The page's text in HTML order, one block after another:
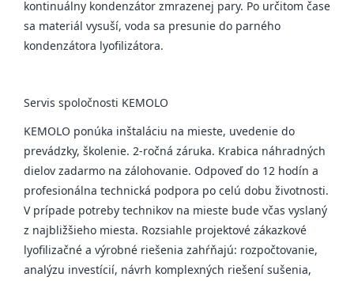
kontinuálny kondenzátor zmrazenej pary. Po určitom čase
sa materiál vysuší, voda sa presunie do parného
kondenzátora lyofilizátora.
Servis spoločnosti KEMOLO
KEMOLO ponúka inštaláciu na mieste, uvedenie do
prevádzky, školenie. 2-ročná záruka. Krabica náhradných
dielov zadarmo na zálohovanie. Odpoveď do 12 hodín a
profesionálna technická podpora po celú dobu životnosti.
V prípade potreby technikov na mieste bude včas vyslaný
z najbližšieho miesta. Rozsiahle projektové zákazkové
lyofilizačné a výrobné riešenia zahŕňajú: rozpočtovanie,
analýzu investícií, návrh komplexných riešení sušenia,